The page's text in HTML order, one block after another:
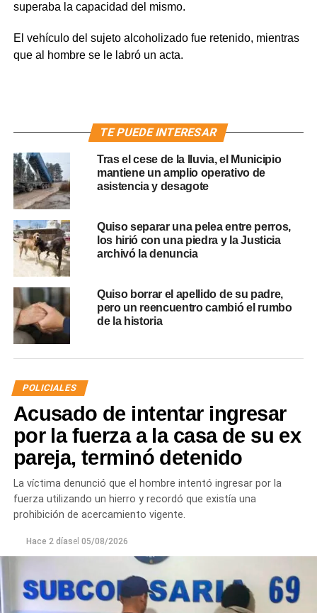
superaba la capacidad del mismo.
El vehículo del sujeto alcoholizado fue retenido, mientras
que al hombre se le labró un acta.
TE PUEDE INTERESAR
Tras el cese de la lluvia, el Municipio
mantiene un amplio operativo de
asistencia y desagote
Quiso separar una pelea entre perros,
los hirió con una piedra y la Justicia
archivó la denuncia
Quiso borrar el apellido de su padre,
pero un reencuentro cambió el rumbo
de la historia
POLICIALES
Acusado de intentar ingresar
por la fuerza a la casa de su ex
pareja, terminó detenido
La víctima denunció que el hombre intentó ingresar por la
fuerza utilizando un hierro y recordó que existía una
prohibición de acercamiento vigente.
Hace 2 díasel 05/08/2026